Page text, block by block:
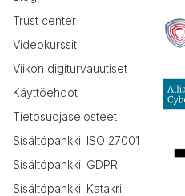
Trust center
Videokurssit
Viikon digiturvauutiset
Käyttöehdot
Tietosuojaselosteet
Sisältöpankki: ISO 27001
Sisältöpankki: GDPR
Sisältöpankki: Katakri